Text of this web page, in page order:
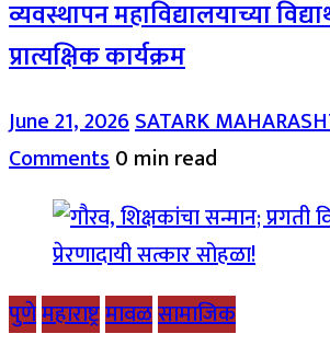
व्यवस्थापन महाविद्यालयाच्या
प्रात्यक्षिक कार्यक्रम
June 21, 2026SATARK
Comments0 min read
पुणेमहाराष्ट्रमावळसामाजिक